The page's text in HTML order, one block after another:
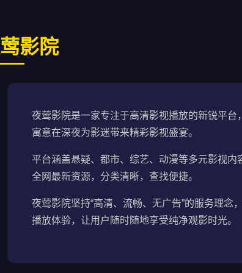
影院
夜莺影院是一家专注于高清影视播放的新锐平台
寓意在深夜为影迷带来精彩影视盛宴。
平台涵盖悬疑、都市、综艺、动漫等多元影视内
全网最新资源，分类清晰，查找便捷。
夜莺影院坚持“高清、流畅、无广告”的服务理念
播放体验，让用户随时随地享受纯净观影时光。